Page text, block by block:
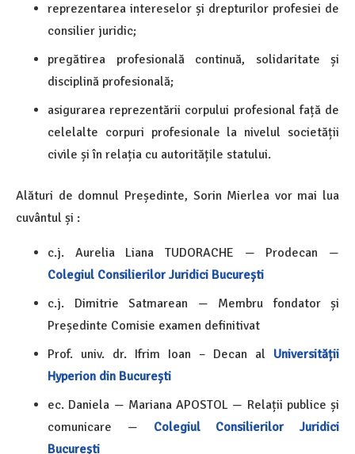
reprezentarea intereselor și drepturilor profesiei de
consilier juridic;
pregătirea profesională continuă, solidaritate și
disciplină profesională;
asigurarea reprezentării corpului profesional față de
celelalte corpuri profesionale la nivelul societății
civile și în relația cu autoritățile statului.
Alături de domnul Președinte, Sorin Mierlea vor mai lua
cuvântul și :
c.j. Aurelia Liana TUDORACHE — Prodecan —
Colegiul Consilierilor Juridici București
c.j. Dimitrie Satmarean — Membru fondator și
Președinte Comisie examen definitivat
Prof. univ. dr. Ifrim Ioan – Decan al Universității
Hyperion din București
ec. Daniela — Mariana APOSTOL — Relații publice și
comunicare — Colegiul Consilierilor Juridici
București